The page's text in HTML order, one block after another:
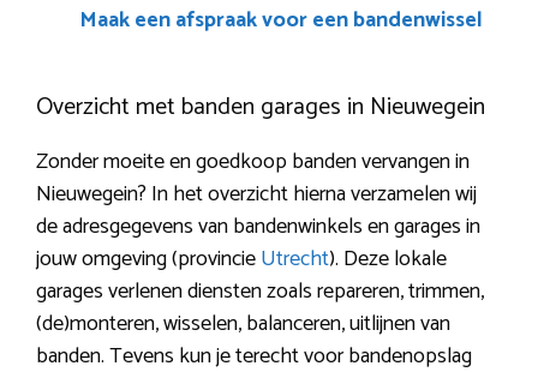
Maak een afspraak voor een bandenwissel
Overzicht met banden garages in Nieuwegein
Zonder moeite en goedkoop banden vervangen in
Nieuwegein? In het overzicht hierna verzamelen wij
de adresgegevens van bandenwinkels en garages in
jouw omgeving (provincieUtrecht). Deze lokale
garages verlenen diensten zoals repareren, trimmen,
(de)monteren, wisselen, balanceren, uitlijnen van
banden. Tevens kun je terecht voor bandenopslag